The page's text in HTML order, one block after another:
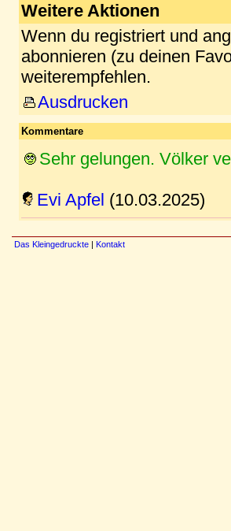
Weitere Aktionen
Wenn du registriert und
abonnieren (zu deinen
weiterempfehlen.
Ausdrucken
Kommentare
Sehr gelungen. Völker
Evi Apfel (10.03.2025)
Das Kleingedruckte | Kontakt